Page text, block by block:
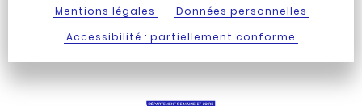
Mentions légales
Données personnelles
Accessibilité : partiellement conforme